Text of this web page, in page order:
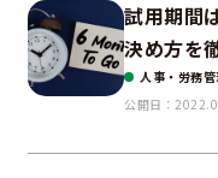
試用期間
決め方を
人事・労務管
公開日：